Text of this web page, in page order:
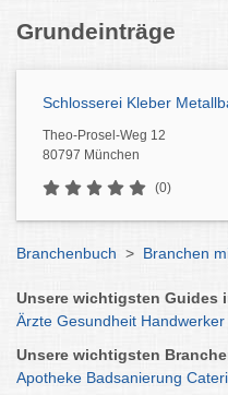
Grundeinträge
Schlosserei Kleber
Theo-Prosel-Weg 12
80797 München
(0)
Branchenbuch > Branchen
Unsere wichtigsten Guides
Ärzte Gesundheit Handwerker
Unsere wichtigsten
Apotheke Badsanierung